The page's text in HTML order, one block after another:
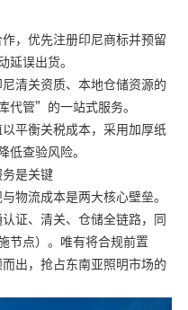
，优先注册印尼商标并预留
误出货。
清关资质、本地仓储资源的
代管”的一站式服务。
平衡关税成本，采用加厚纸
查验风险。
是关键
物流成本是两大核心壁垒。
证、清关、仓储全链路，同
节点）。唯有将合规前置
出，抢占东南亚照明市场的